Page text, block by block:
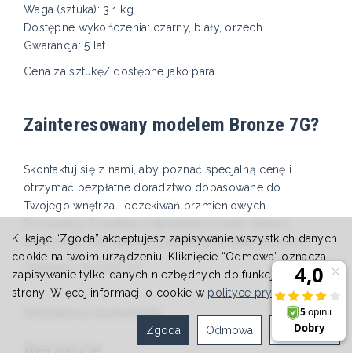
Waga (sztuka): 3.1 kg
Dostępne wykończenia: czarny, biały, orzech
Gwarancja: 5 lat
Cena za sztukę/ dostępne jako para
Zainteresowany modelem Bronze 7G?
Skontaktuj się z nami, aby poznać specjalną cenę i
otrzymać bezpłatne doradztwo dopasowane do
Twojego wnętrza i oczekiwań brzmieniowych.
elektronikę oraz zadbać o perfekcyjny efekt końcowy.
Zadzwoń: 607 615 717
Recenzje
Klikając “Zgoda” akceptujesz zapisywanie wszystkich danych
cookie na twoim urządzeniu. Kliknięcie “Odmowa” oznacza
zapisywanie tylko danych niezbędnych do funkcjonowania
strony. Więcej informacji o cookie w polityce prywatności.
Ustawienia
Odmowa
Zgoda